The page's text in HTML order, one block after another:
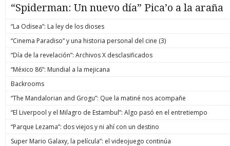
“Spiderman: Un nuevo día” Pica’o a la araña
“La Odisea”: La ley de los dioses
“Cinema Paradiso” y una historia personal del cine (3)
“Día de la revelación”: Archivos X desclasificados
“México 86”: Mundial a la mejicana
Backrooms
“The Mandalorian and Grogu”: Que la matiné nos acompañe
“El Liverpool y el Milagro de Estambul”: Algo pasó en el entretiempo
“Parque Lezama”: dos viejos y ni ahí con un destino
Super Mario Galaxy, la película”: el videojuego continúa